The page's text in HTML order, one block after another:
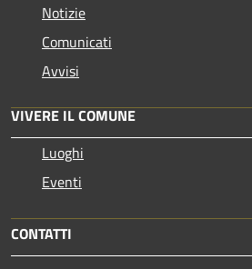
Notizie
Comunicati
Avvisi
VIVERE IL COMUNE
Luoghi
Eventi
CONTATTI